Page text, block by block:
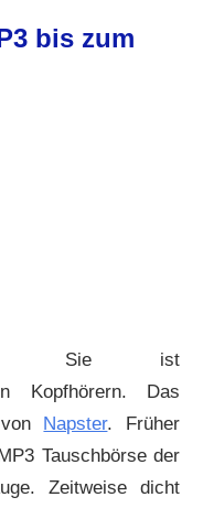
bis zum
Sie ist
Kopfhörern. Das
Napster. Früher
Tauschbörse der
Zeitweise dicht